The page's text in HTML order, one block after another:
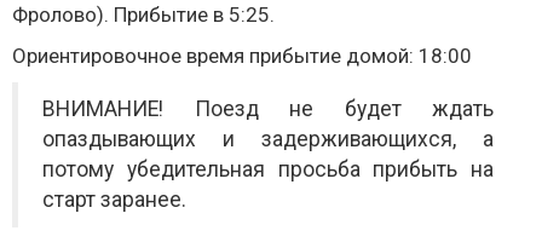
Фролово). Прибытие в 5:25.
Ориентировочное время прибытие домой: 18:00
ВНИМАНИЕ! Поезд не будет ждать
опаздывающих и задерживающихся, а
потому убедительная просьба прибыть на
старт заранее.